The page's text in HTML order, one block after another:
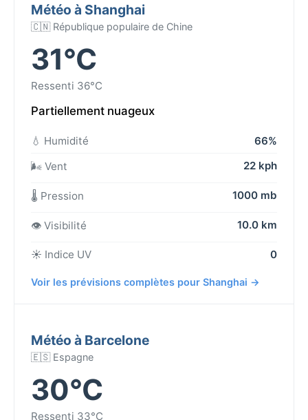
Météo à Shanghai
🇨🇳 République populaire de Chine
31°C
Ressenti 36°C
Partiellement nuageux
💧 Humidité
66%
🌬️ Vent
22 kph
🌡️ Pression 1000 mb
👁️ Visibilité 10.0 km
☀️ Indice UV 0
Voir les prévisions complètes pour Shanghai →
Météo à Barcelone
🇪🇸 Espagne
30°C
Ressenti 33°C